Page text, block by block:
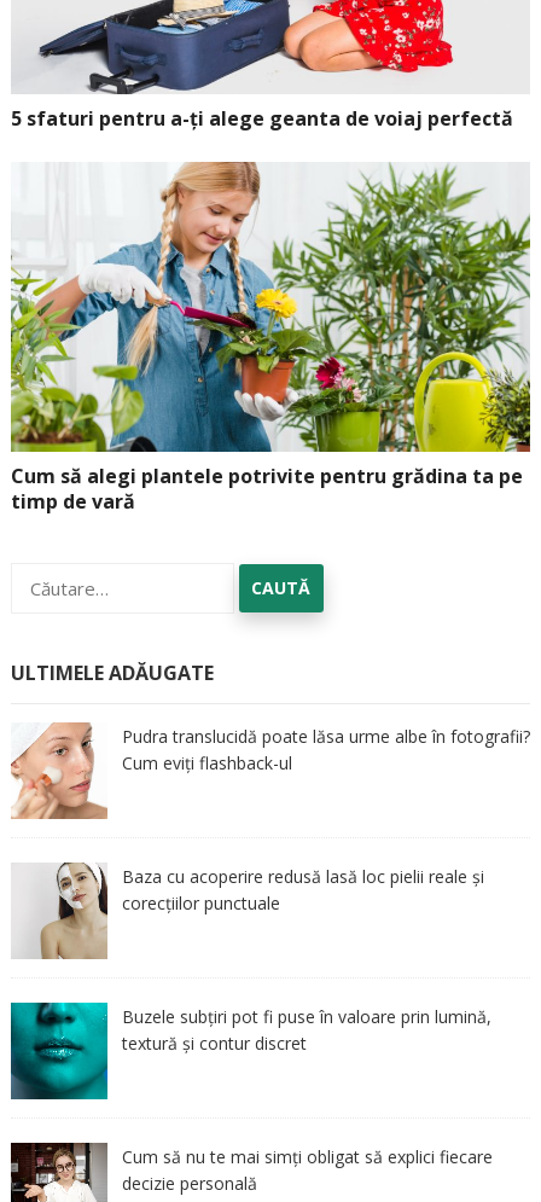
5 sfaturi pentru a-ți alege geanta de voiaj perfectă
Cum să alegi plantele potrivite pentru grădina ta pe
timp de vară
după:
ULTIMELE ADĂUGATE
Pudra translucidă poate lăsa urme albe în fotografii?
Cum eviți flashback-ul
Baza cu acoperire redusă lasă loc pielii reale și
corecțiilor punctuale
Buzele subțiri pot fi puse în valoare prin lumină,
textură și contur discret
Cum să nu te mai simți obligat să explici fiecare
decizie personală